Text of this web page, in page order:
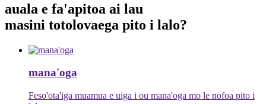
auala e fa'apitoa ai lau
masini totolovaega pito i lalo?
mana'oga
Feso'ota'iga muamua e uiga i ou mana'oga mo le nofoa pito i